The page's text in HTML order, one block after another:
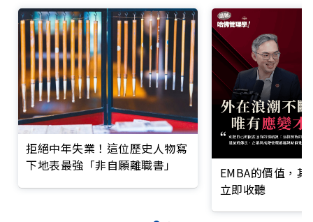
拒絕中年失業！這位歷史人物寫
下地表最強「非自願離職書」
EMBA的價值，
立即收聽